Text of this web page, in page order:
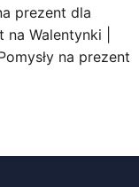
prezent dla
Walentynki |
na prezent